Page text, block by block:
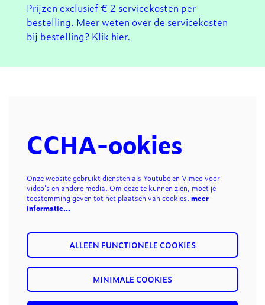
Prijzen exclusief € 2 servicekosten per
bestelling. Meer weten over de servicekosten
bij bestelling? Klik hier.
CCHA-ookies
Onze website gebruikt diensten als Youtube en Vimeo voor
video's en andere media. Om deze te kunnen zien, moet je
toestemming geven tot het plaatsen van cookies. meer
informatie…
ALLEEN FUNCTIONELE COOKIES
MINIMALE COOKIES